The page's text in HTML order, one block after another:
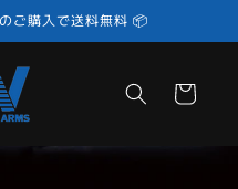
ご購入で送料無料 📦
ー